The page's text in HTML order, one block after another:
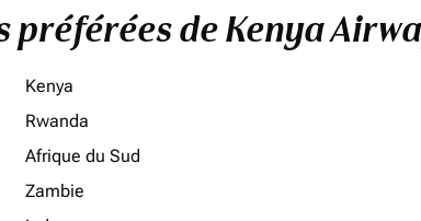
de Kenya
Kenya
Rwanda
Afrique du Sud
Zambie